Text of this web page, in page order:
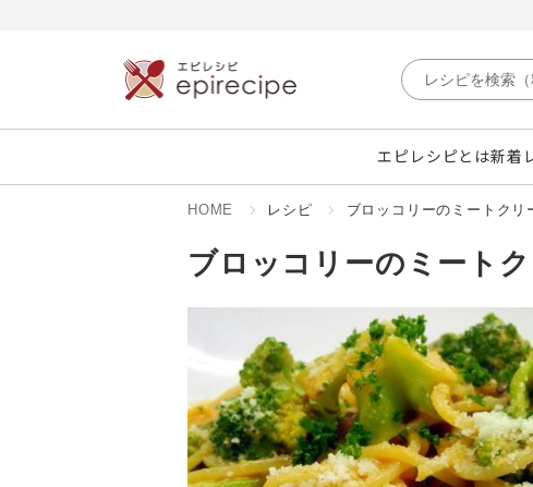
エピレシピとは新着
HOME レシピ ブロッコリーのミートクリ
ブロッコリーのミート